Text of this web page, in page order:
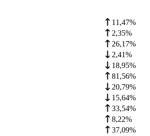
11,47%
2,35%
26,17%
2,41%
18,95%
81,56%
20,79%
15,64%
33,54%
8,22%
37,09%